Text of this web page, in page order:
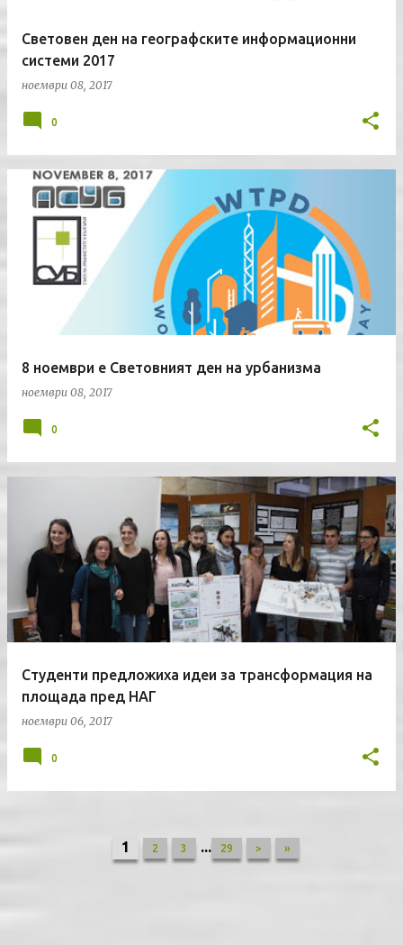
Световен ден на географските информационни
системи 2017
ноември 08, 2017
0
8 ноември е Световният ден на урбанизма
ноември 08, 2017
0
Студенти предложиха идеи за трансформация на
площада пред НАГ
ноември 06, 2017
0
1 2 3 ... 29 > »